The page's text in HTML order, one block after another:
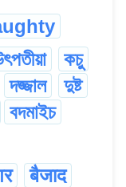
কচু
দজ্জাল
দুষ্ট
বদমাইচ
बैजाद